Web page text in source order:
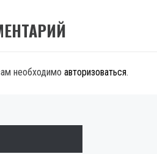
необходимо авторизоваться.